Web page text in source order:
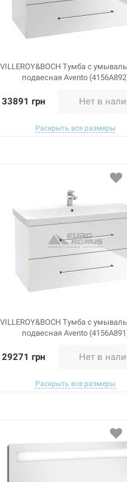
VILLEROY&BOCH Тумба с
подвесная Avento
33891 грн Нет в
Раскрыть все размеры
VILLEROY&BOCH Тумба с
подвесная Avento
29271 грн Нет в
Раскрыть все размеры